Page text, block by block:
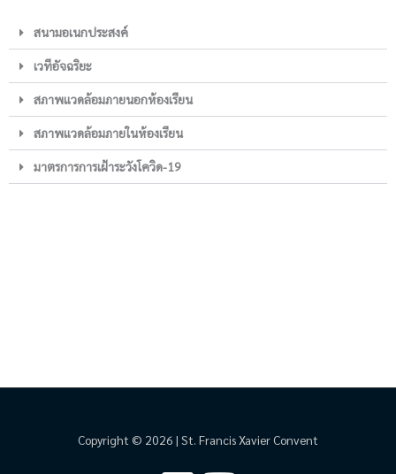
สนามอเนกประสงค์
เวทีอัจฉริยะ
สภาพแวดล้อมภายนอกห้องเรียน
สภาพแวดล้อมภายในห้องเรียน
มาตรการการเฝ้าระวังโควิด-19
Copyright © 2026 | St. Francis Xavier Convent